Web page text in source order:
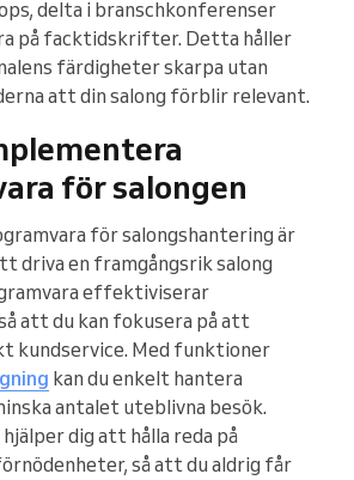
delta i branschkonferenser
på facktidskrifter. Detta håller
färdigheter skarpa utan
att din salong förblir relevant.
för salongen
för salongshantering är
driva en framgångsrik salong
effektiviserar
att du kan fokusera på att
kundservice. Med funktioner
kan du enkelt hantera
antalet uteblivna besök.
dig att hålla reda på
så att du aldrig får